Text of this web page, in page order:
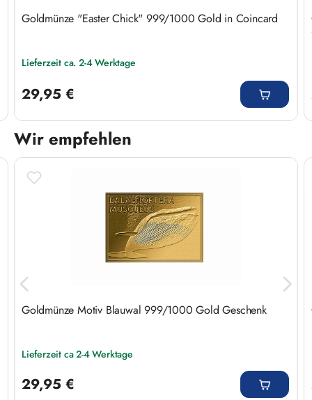
Goldmünze "Easter Chick" 999/1000 Gold in Coincard
Lieferzeit ca. 2-4 Werktage
29,95 €
Wir empfehlen
Produktgalerie überspringen
Goldmünze Motiv Blauwal 999/1000 Gold Geschenk
Lieferzeit ca 2-4 Werktage
29,95 €